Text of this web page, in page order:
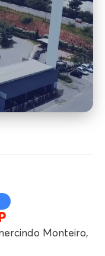
Monteiro,